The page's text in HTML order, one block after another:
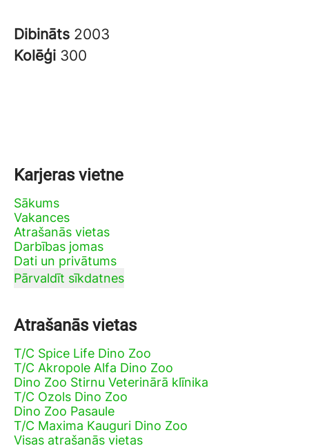
Dibināts 2003
Kolēģi 300
Karjeras vietne
Sākums
Vakances
Atrašanās vietas
Darbības jomas
Dati un privātums
Pārvaldīt sīkdatnes
Atrašanās vietas
T/C Spice Life Dino Zoo
T/C Akropole Alfa Dino Zoo
Dino Zoo Stirnu Veterinārā klīnika
T/C Ozols Dino Zoo
Dino Zoo Pasaule
T/C Maxima Kauguri Dino Zoo
Visas atrašanās vietas